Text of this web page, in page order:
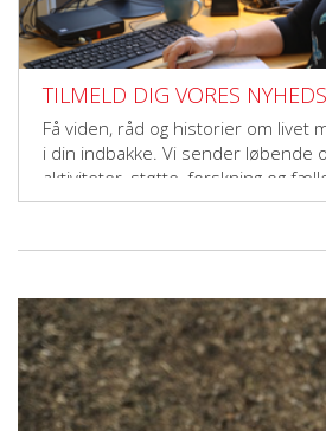
TILMELD DIG VORES
Få viden, råd og historier om livet
i din indbakke. Vi sender løbende
aktiviteter, støtte, forskning og
der vil gøre en forskel.